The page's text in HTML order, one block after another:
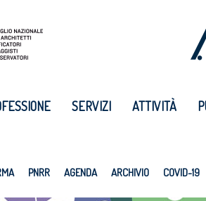
SERVIZI ATTIVITÀ
PNRR AGENDA ARCHIVIO COVID-19